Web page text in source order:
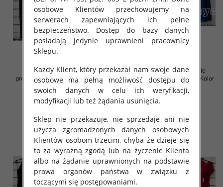
Sukienki damskie (Włoskie
produkt) Roz Standard, Mix Kolor
Paczka 5 szt
72.00 zł
Sukienki damskie (Włoskie
produkt) Roz Standard, Mix Kolor
Paczka 5 szt
69.00 zł
osobowe Klientów przechowujemy na
serwerach zapewniających ich pełne
bezpieczeństwo. Dostęp do bazy danych
posiadają jedynie uprawnieni pracownicy
Sklepu.
Każdy Klient, który przekazał nam swoje dane
osobowe ma pełną możliwość dostępu do
swoich danych w celu ich weryfikacji,
modyfikacji lub też żądania usunięcia.
Sklep nie przekazuje, nie sprzedaje ani nie
użycza zgromadzonych danych osobowych
Klientów osobom trzecim, chyba że dzieje się
to za wyraźną zgodą lub na życzenie Klienta
albo na żądanie uprawnionych na podstawie
prawa organów państwa w związku z
toczącymi się postępowaniami.